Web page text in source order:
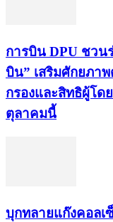
การบิน DPU ชวน
บิน” เสริมศักยภา
กรองและสิทธิผู้โด
ตุลาคมนี้
บุกทลายแก๊งคอลเ